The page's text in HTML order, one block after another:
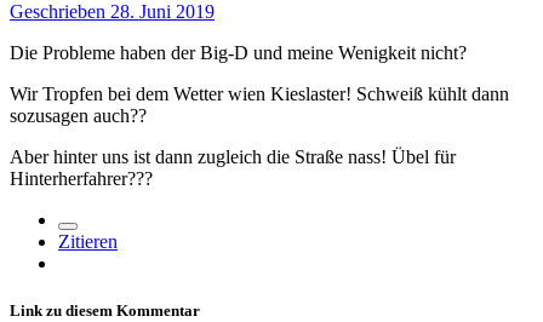
Geschrieben 28. Juni 2019
Die Probleme haben der Big-D und meine Wenigkeit nicht?
Wir Tropfen bei dem Wetter wien Kieslaster! Schweiß kühlt dann
sozusagen auch??
Aber hinter uns ist dann zugleich die Straße nass! Übel für
Hinterherfahrer???
Zitieren
Link zu diesem Kommentar